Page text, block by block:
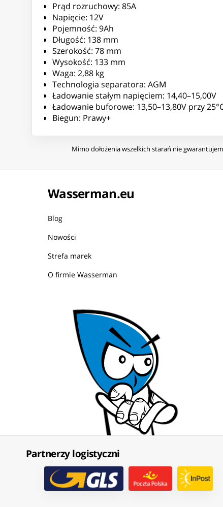
Prąd rozruchowy: 85A
Napięcie: 12V
Pojemność: 9Ah
Długość: 138 mm
Szerokość: 78 mm
Wysokość: 133 mm
Waga: 2,88 kg
Technologia separatora: AGM
Ładowanie stałym napięciem: 14,40–15,00V
Ładowanie buforowe: 13,50–13,80V przy
Biegun: Prawy+
Mimo dołożenia wszelkich starań nie
Wasserman.eu
Blog
Nowości
Strefa marek
O firmie Wasserman
Partnerzy logistyczni